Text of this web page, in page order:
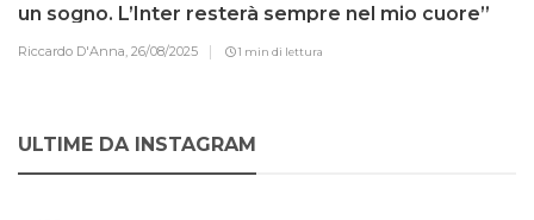
un sogno. L’Inter resterà sempre nel mio cuore”
Riccardo D'Anna, 26/08/2025 1 min di lettura
ULTIME DA INSTAGRAM